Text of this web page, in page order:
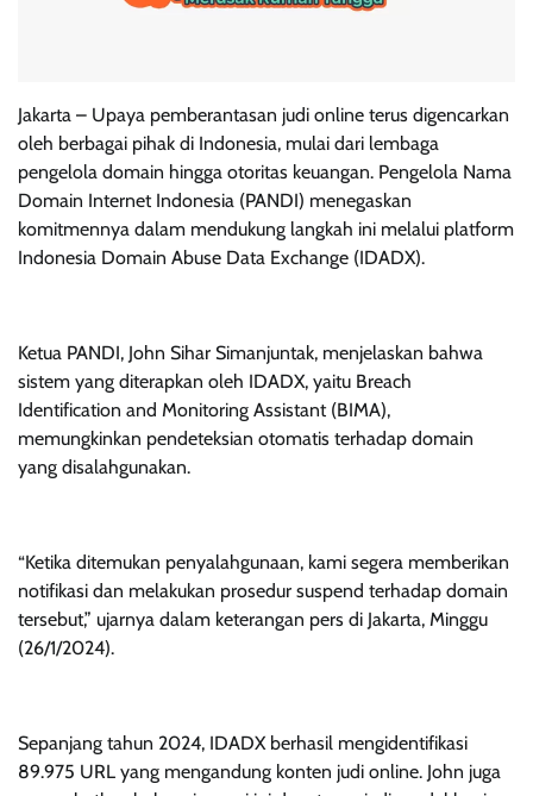
Jakarta – Upaya pemberantasan judi online terus digencarkan
oleh berbagai pihak di Indonesia, mulai dari lembaga
pengelola domain hingga otoritas keuangan. Pengelola Nama
Domain Internet Indonesia (PANDI) menegaskan
komitmennya dalam mendukung langkah ini melalui platform
Indonesia Domain Abuse Data Exchange (IDADX).
Ketua PANDI, John Sihar Simanjuntak, menjelaskan bahwa
sistem yang diterapkan oleh IDADX, yaitu Breach
Identification and Monitoring Assistant (BIMA),
memungkinkan pendeteksian otomatis terhadap domain
yang disalahgunakan.
“Ketika ditemukan penyalahgunaan, kami segera memberikan
notifikasi dan melakukan prosedur suspend terhadap domain
tersebut,” ujarnya dalam keterangan pers di Jakarta, Minggu
(26/1/2024).
Sepanjang tahun 2024, IDADX berhasil mengidentifikasi
89.975 URL yang mengandung konten judi online. John juga